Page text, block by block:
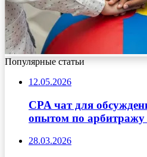
Популярные статьи
12.05.2026
CPA чат для
опытом по арбитражу
28.03.2026